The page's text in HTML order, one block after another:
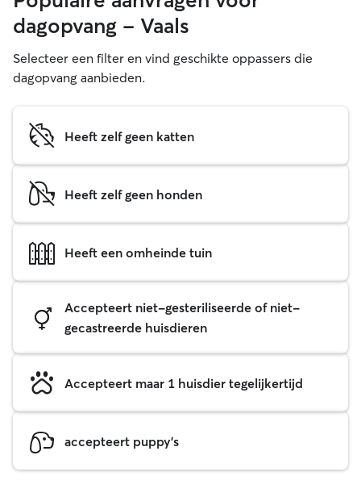
dagopvang - Vaals
Selecteer een filter en vind geschikte oppassers die
dagopvang aanbieden.
Heeft zelf geen katten
Heeft zelf geen honden
Heeft een omheinde tuin
Accepteert niet-gesteriliseerde of niet-
gecastreerde huisdieren
Accepteert maar 1 huisdier tegelijkertijd
accepteert puppy's